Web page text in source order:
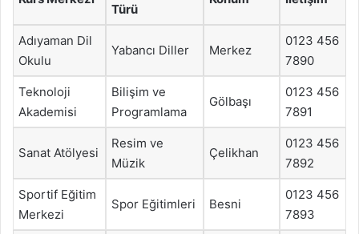
Türü
Adıyaman Dil
Okulu
Yabancı Diller Merkez
0123 456
7890
Teknoloji
Akademisi
Bilişim ve
Programlama
Gölbaşı
0123 456
7891
Sanat Atölyesi
Resim ve
Müzik
Çelikhan
0123 456
7892
Sportif Eğitim
Merkezi
Spor Eğitimleri Besni
0123 456
7893